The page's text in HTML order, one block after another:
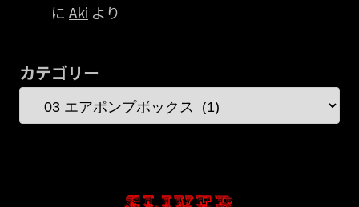
に Aki より
カテゴリー